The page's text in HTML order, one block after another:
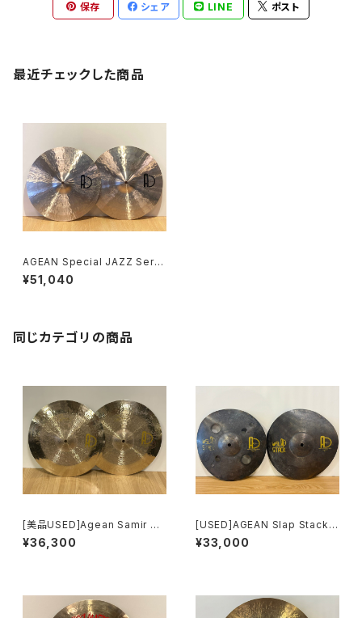
保存 シェア LINE ポスト
最近チェックした商品
AGEAN Special JAZZ Serie
s 13" Hi Hat Cymbal
¥51,040
同じカテゴリの商品
[美品USED]Agean Samir Se
ries 14" HI-HAT
¥36,300
[USED]AGEAN Slap Stack 1
0" Stack Cymbal Set
¥33,000